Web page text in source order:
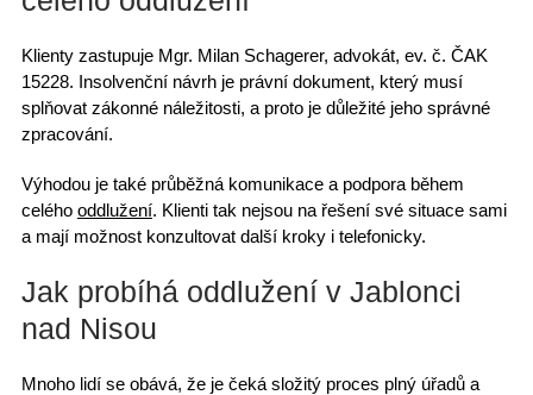
Klienty zastupuje Mgr. Milan Schagerer, advokát, ev. č. ČAK
15228. Insolvenční návrh je právní dokument, který musí
splňovat zákonné náležitosti, a proto je důležité jeho správné
zpracování.
Výhodou je také průběžná komunikacea podpora během
celého oddlužení. Klienti tak nejsou na řešení své situacesami
a mají možnost konzultovat další kroky i telefonicky.
Jak probíhá oddlužení v Jablonci
nad Nisou
Mnoho lidí se obává, že je čeká složitý proces plný úřadů a